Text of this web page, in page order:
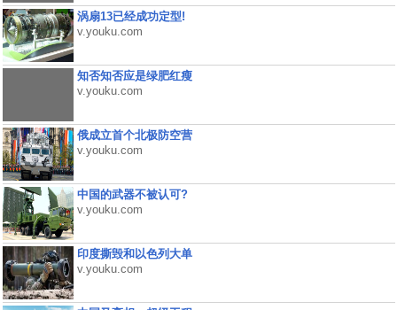
涡扇13已经成功定型!
v.youku.com
知否知否应是绿肥红瘦
v.youku.com
俄成立首个北极防空营
v.youku.com
中国的武器不被认可?
v.youku.com
印度撕毁和以色列大单
v.youku.com